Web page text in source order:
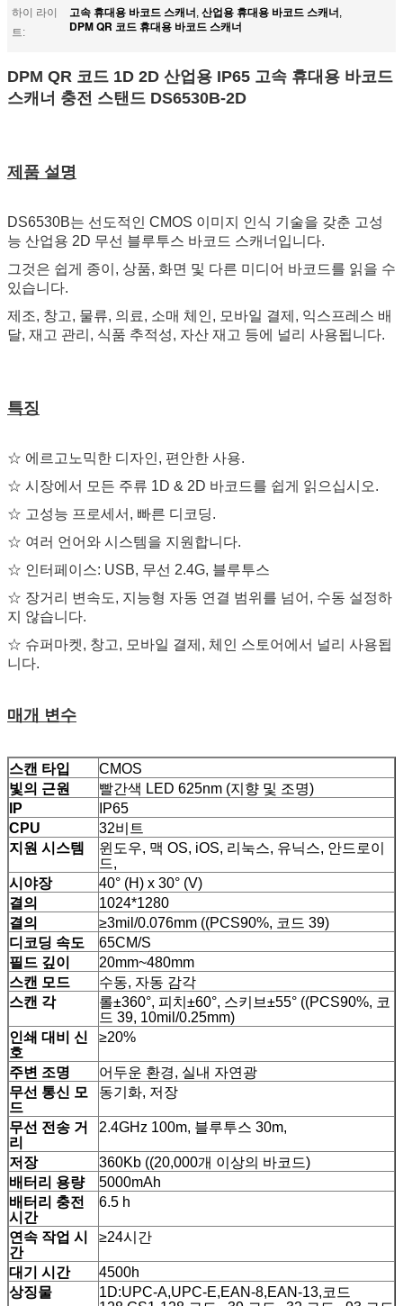
하이 라이
트:
고속 휴대용 바코드 스캐너, 산업용 휴대용 바코드 스캐너,
DPM QR 코드 휴대용 바코드 스캐너
DPM QR 코드 1D 2D 산업용 IP65 고속 휴대용 바코드
스캐너 충전 스탠드 DS6530B-2D
제품 설명
DS6530B는 선도적인 CMOS 이미지 인식 기술을 갖춘 고성
능 산업용 2D 무선 블루투스 바코드 스캐너입니다.
그것은 쉽게 종이, 상품, 화면 및 다른 미디어 바코드를 읽을 수
있습니다.
제조, 창고, 물류, 의료, 소매 체인, 모바일 결제, 익스프레스 배
달, 재고 관리, 식품 추적성, 자산 재고 등에 널리 사용됩니다.
특징
☆ 에르고노믹한 디자인, 편안한 사용.
☆ 시장에서 모든 주류 1D & 2D 바코드를 쉽게 읽으십시오.
☆ 고성능 프로세서, 빠른 디코딩.
☆ 여러 언어와 시스템을 지원합니다.
☆ 인터페이스: USB, 무선 2.4G, 블루투스
☆ 장거리 변속도, 지능형 자동 연결 범위를 넘어, 수동 설정하
지 않습니다.
☆ 슈퍼마켓, 창고, 모바일 결제, 체인 스토어에서 널리 사용됩
니다.
매개 변수
스캔 타입
CMOS
빛의 근원
빨간색 LED 625nm (지향 및 조명)
IP
IP65
CPU
32비트
지원 시스템
윈도우, 맥 OS, iOS, 리눅스, 유닉스, 안드로이
드,
시야장
40° (H) x 30° (V)
결의
1024*1280
결의
≥3mil/0.076mm ((PCS90%, 코드 39)
디코딩 속도
65CM/S
필드 깊이
20mm~480mm
스캔 모드
수동, 자동 감각
스캔 각
롤±360°, 피치±60°, 스키브±55° ((PCS90%, 코
드 39, 10mil/0.25mm)
인쇄 대비 신
호
≥20%
주변 조명
어두운 환경, 실내 자연광
무선 통신 모
드
동기화, 저장
무선 전송 거
리
2.4GHz 100m, 블루투스 30m,
저장
360Kb ((20,000개 이상의 바코드)
배터리 용량
5000mAh
배터리 충전
시간
6.5 h
연속 작업 시
간
≥24시간
대기 시간
4500h
상징물
1D:UPC-A,UPC-E,EAN-8,EAN-13,코드